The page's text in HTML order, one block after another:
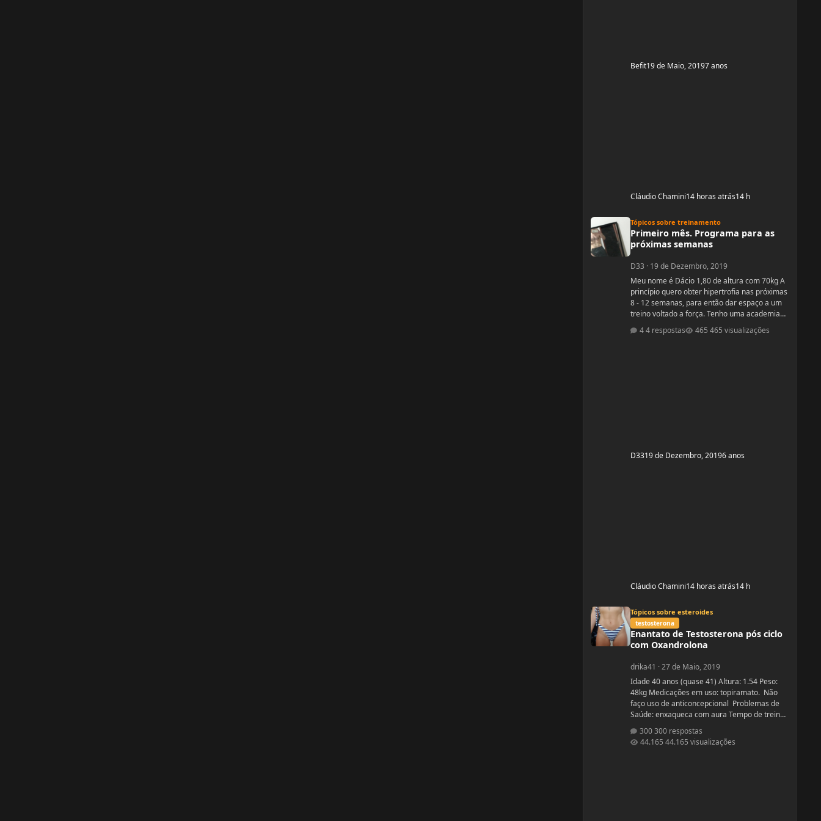
Befit19 de Maio, 20197 anos
Cláudio Chamini14 horas atrás14 h
Tópicos sobre treinamento
Primeiro mês. Programa para as
próximas semanas
D33 · 19 de Dezembro, 2019
Meu nome é Dácio 1,80 de altura com 70kg A
princípio quero obter hipertrofia nas próximas
8 - 12 semanas, para então dar espaço a um
treino voltado a força. Tenho uma academia
segue: Seg: Agachamento 3x8 - 100kg
4 respostas 465 visualizações
D3319 de Dezembro, 20196 anos
Cláudio Chamini14 horas atrás14 h
Tópicos sobre esteroides
testosterona
Enantato de Testosterona pós ciclo
com Oxandrolona
drika41 ·27 de Maio, 2019
Idade 40 anos (quase 41) Altura: 1.54 Peso:
48kg Medicações em uso: topiramato. Não
faço uso de anticoncepcional Problemas de
Saúde: enxaqueca com aura Tempo de treino:
Ciclos feitos: Março 2019 oxandrolona 5 mg
durante 8 semanas, após 10 mg até a 12°
300 respostas
44.165 visualizações